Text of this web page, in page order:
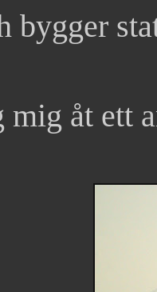
bygger
mig åt ett